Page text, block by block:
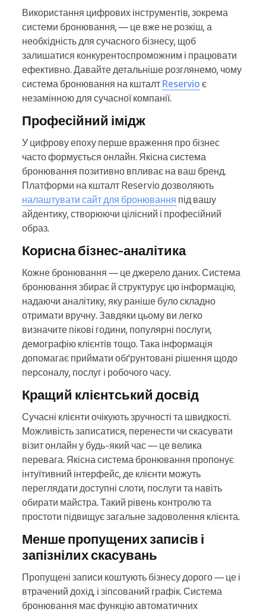
Використання цифрових інструментів, зокрема
системи бронювання, — це вже не розкіш, а
необхідність для сучасного бізнесу, щоб
залишатися конкурентоспроможним і працювати
ефективно. Давайте детальніше розглянемо, чому
система бронювання на кшталт Reservio є
незамінною для сучасної компанії.
Професійний імідж
У цифрову епоху перше враження про бізнес
часто формується онлайн. Якісна система
бронювання позитивно впливає на ваш бренд.
Платформи на кшталт Reservio дозволяють
налаштувати сайт для бронювання під вашу
айдентику, створюючи цілісний і професійний
образ.
Корисна бізнес-аналітика
Кожне бронювання — це джерело даних. Система
бронювання збирає й структурує цю інформацію,
надаючи аналітику, яку раніше було складно
отримати вручну. Завдяки цьому ви легко
визначите пікові години, популярні послуги,
демографію клієнтів тощо. Така інформація
допомагає приймати обґрунтовані рішення щодо
персоналу, послуг і робочого часу.
Кращий клієнтський досвід
Сучасні клієнти очікують зручності та швидкості.
Можливість записатися, перенести чи скасувати
візит онлайн у будь-який час — це велика
перевага. Якісна система бронювання пропонує
інтуїтивний інтерфейс, де клієнти можуть
переглядати доступні слоти, послуги та навіть
обирати майстра. Такий рівень контролю та
простоти підвищує загальне задоволення клієнта.
Менше пропущених записів і
запізнілих скасувань
Пропущені записи коштують бізнесу дорого — це і
втрачений дохід, і зіпсований графік. Система
бронювання має функцію автоматичних